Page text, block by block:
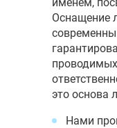
Оснащение
это основа
Нами